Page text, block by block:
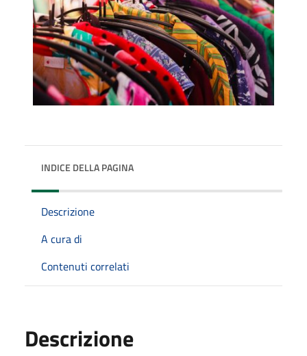
INDICE DELLA PAGINA
Descrizione
A cura di
Contenuti correlati
Descrizione